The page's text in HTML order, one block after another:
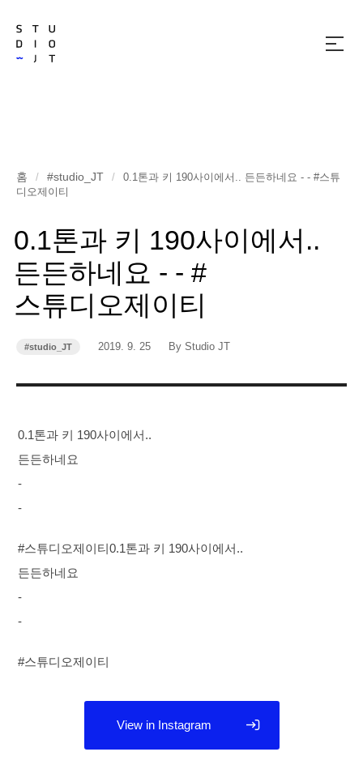
메
홈 / #studio_JT /
0.1톤과 키 190사이에서.. 든든하네요 - - #스튜
디오제이티
0.1톤과 키 190사이에서..
든든하네요 - - #
스튜디오제이티
카
리
#studio_JT
작
2019. 9. 25
작
By Studio JT
0.1톤과 키 190사이에서..
든든하네요
-
-
#스튜디오제이티0.1톤과 키 190사이에서..
든든하네요
-
-
#스튜디오제이티
View in Instagram